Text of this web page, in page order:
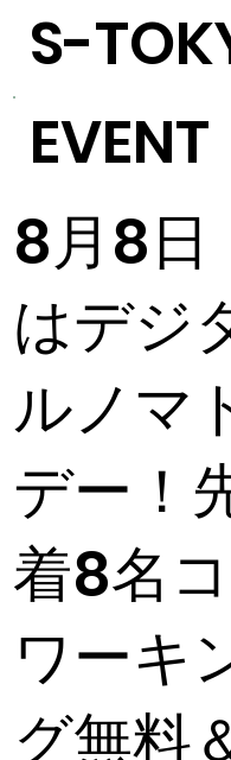
S-
EVENT
8月8日
はデジ
ルノマ
デー！
着8名コ
ワーキ
グ無料